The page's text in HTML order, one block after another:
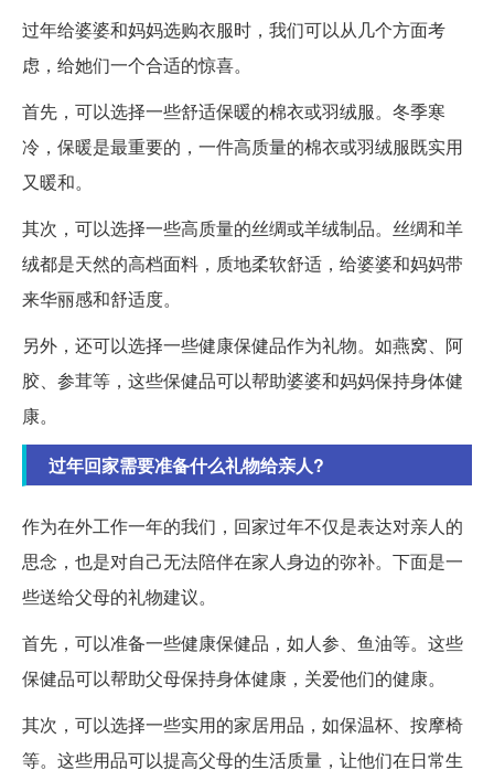
过年给婆婆和妈妈选购衣服时，我们可以从几个方面考
虑，给她们一个合适的惊喜。
首先，可以选择一些舒适保暖的棉衣或羽绒服。冬季寒
冷，保暖是最重要的，一件高质量的棉衣或羽绒服既实用
又暖和。
其次，可以选择一些高质量的丝绸或羊绒制品。丝绸和羊
绒都是天然的高档面料，质地柔软舒适，给婆婆和妈妈带
来华丽感和舒适度。
另外，还可以选择一些健康保健品作为礼物。如燕窝、阿
胶、参茸等，这些保健品可以帮助婆婆和妈妈保持身体健
康。
过年回家需要准备什么礼物给亲人?
作为在外工作一年的我们，回家过年不仅是表达对亲人的
思念，也是对自己无法陪伴在家人身边的弥补。下面是一
些送给父母的礼物建议。
首先，可以准备一些健康保健品，如人参、鱼油等。这些
保健品可以帮助父母保持身体健康，关爱他们的健康。
其次，可以选择一些实用的家居用品，如保温杯、按摩椅
等。这些用品可以提高父母的生活质量，让他们在日常生